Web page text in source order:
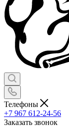
Телефоны
+7 967 612-24-56
Заказать звонок